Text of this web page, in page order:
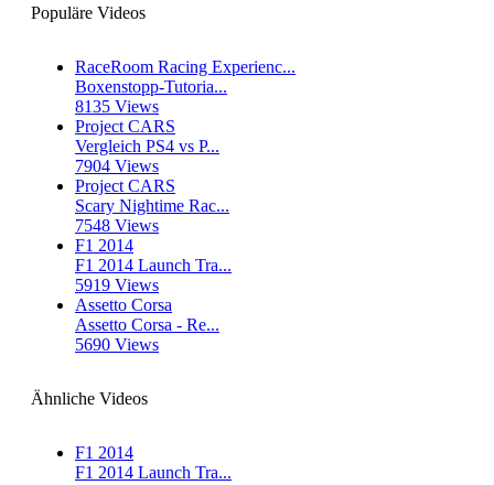
Populäre Videos
RaceRoom Racing Experienc...
Boxenstopp-Tutoria...
8135 Views
Project CARS
Vergleich PS4 vs P...
7904 Views
Project CARS
Scary Nightime Rac...
7548 Views
F1 2014
F1 2014 Launch Tra...
5919 Views
Assetto Corsa
Assetto Corsa - Re...
5690 Views
Ähnliche Videos
F1 2014
F1 2014 Launch Tra...